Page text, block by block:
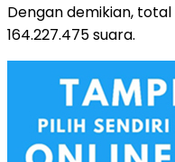
Dengan demikian,
164.227.475 suara.